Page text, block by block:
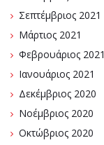
Σεπτέμβριος 2021
Μάρτιος 2021
Φεβρουάριος 2021
Ιανουάριος 2021
Δεκέμβριος 2020
Νοέμβριος 2020
Οκτώβριος 2020